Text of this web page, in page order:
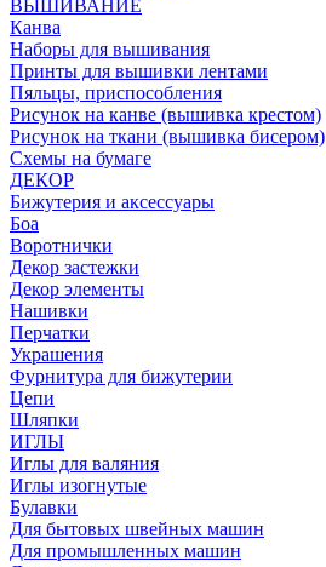
ВЫШИВАНИЕ
Канва
Наборы для вышивания
Принты для вышивки лентами
Пяльцы, приспособления
Рисунок на канве (вышивка крестом)
Рисунок на ткани (вышивка бисером)
Схемы на бумаге
ДЕКОР
Бижутерия и аксессуары
Боа
Воротнички
Декор застежки
Декор элементы
Нашивки
Перчатки
Украшения
Фурнитура для бижутерии
Цепи
Шляпки
ИГЛЫ
Иглы для валяния
Иглы изогнутые
Булавки
Для бытовых швейных машин
Для промышленных машин